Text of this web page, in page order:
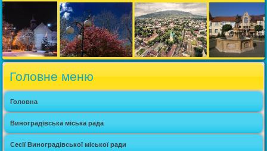
Головне меню
Головна
Виноградівська міська рада
Сесії Виноградівської міської ради